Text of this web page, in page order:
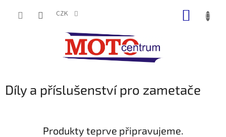
CZK
Díly a příslušenství pro zametače
Produkty teprve připravujeme.